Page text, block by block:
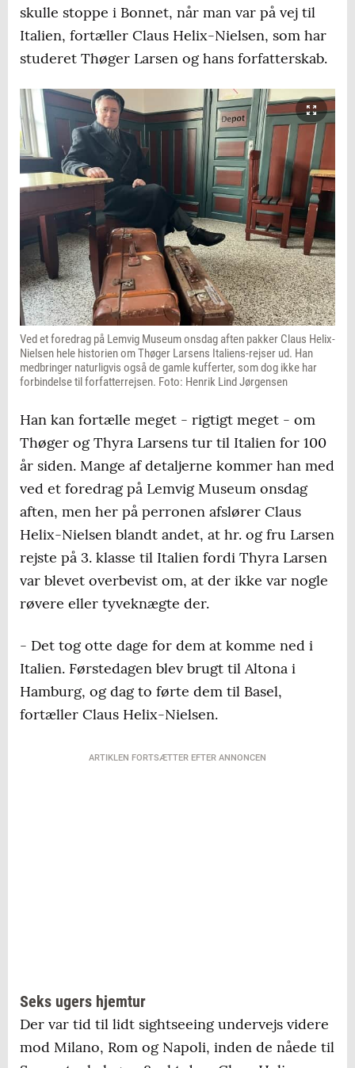
skulle stoppe i Bonnet, når man var på vej til
Italien, fortæller Claus Helix-Nielsen, som har
studeret Thøger Larsen og hans forfatterskab.
Ved et foredrag på Lemvig Museum onsdag aften pakker Claus Helix-
Nielsen hele historien om Thøger Larsens Italiens-rejser ud. Han
medbringer naturligvis også de gamle kufferter, som dog ikke har
forbindelse til forfatterrejsen. Foto: Henrik Lind Jørgensen
Han kan fortælle meget - rigtigt meget - om
Thøger og Thyra Larsens tur til Italien for 100
år siden. Mange af detaljerne kommer han med
ved et foredrag på Lemvig Museum onsdag
aften, men her på perronen afslører Claus
Helix-Nielsen blandt andet, at hr. og fru Larsen
rejste på 3. klasse til Italien fordi Thyra Larsen
var blevet overbevist om, at der ikke var nogle
røvere eller tyveknægte der.
- Det tog otte dage for dem at komme ned i
Italien. Førstedagen blev brugt til Altona i
Hamburg, og dag to førte dem til Basel,
fortæller Claus Helix-Nielsen.
ARTIKLEN FORTSÆTTER EFTER ANNONCEN
Seks ugers hjemtur
Der var tid til lidt sightseeing undervejs videre
mod Milano, Rom og Napoli, inden de nåede til